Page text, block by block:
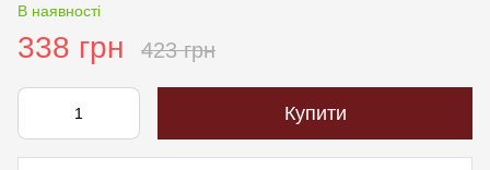
В наявності
338 грн 423 грн
Купити